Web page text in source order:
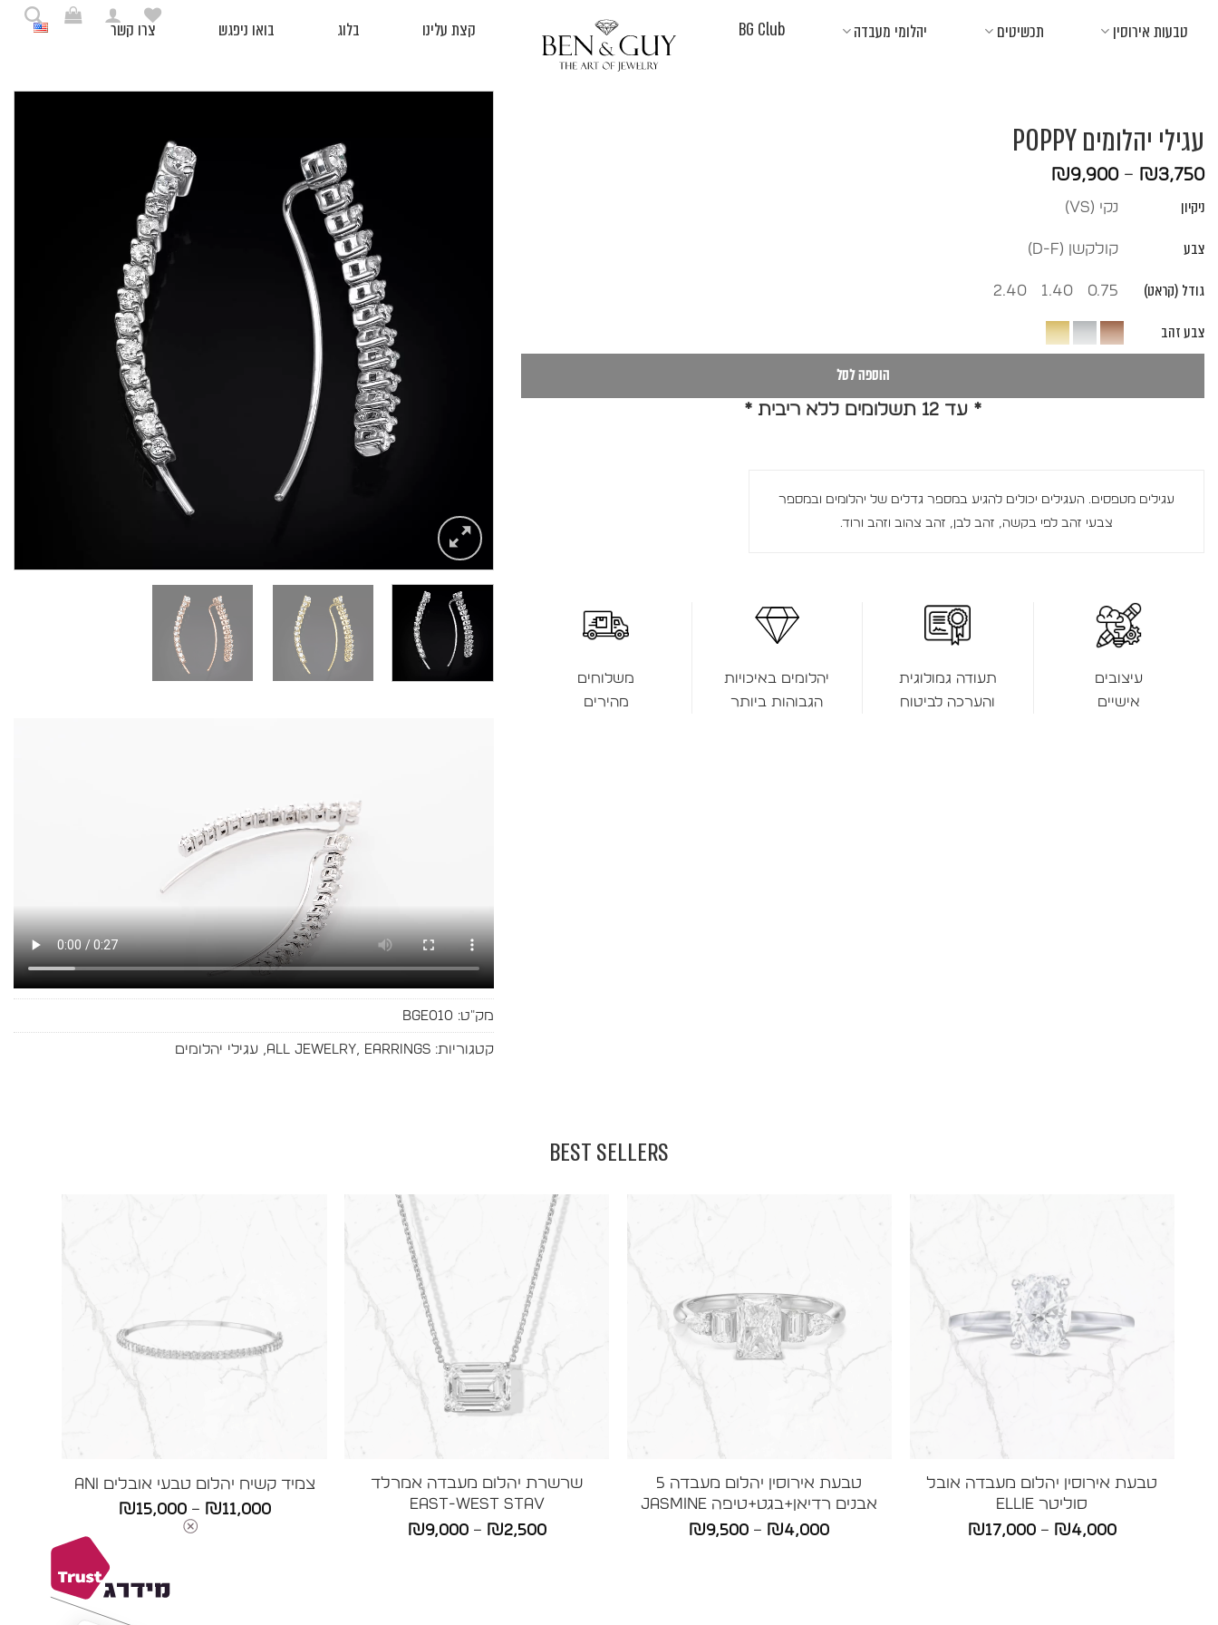
טבעות אירוסין תכשיטים יהלומי מעבדה BG Club קצת עלינו בלוג בואו ניפגש צרו קשר
עגילי יהלומים POPPY
₪3,750
–
₪9,900
עד
ניקיון נקי (vs)
צבע קולקשן (D-F)
גודל (קראט) 0.75
1.40
2.40
צבע זהב
הוספה לסל
* עד 12 תשלומים ללא ריבית *
עגילים מטפסים. העגילים יכולים להגיע במספר גדלים של יהלומים ובמספר
צבעי זהב לפי בקשה, זהב לבן, זהב צהוב וזהב ורוד.
עיצובים
אישיים
תעודה גמולוגית
והערכה לביטוח
יהלומים באיכויות
הגבוהות ביותר
משלוחים
מהירים
מק"ט: BGE010
קטגוריות: All Jewelry Earrings עגילי יהלומים
BEST SELLERS
טבעת אירוסין יהלום מעבדה אובל
סוליטר ELLIE
₪4,000
–
₪17,000
טבעת אירוסין יהלום מעבדה 5
אבנים רדיאן+בגט+טיפה JASMINE
₪4,000
–
₪9,500
שרשרת יהלום מעבדה אמרלד
East-West STAV
₪2,500
–
₪9,000
צמיד קשיח יהלום טבעי אובלים ANI
₪11,000
–
₪15,000
מחירים:
עד